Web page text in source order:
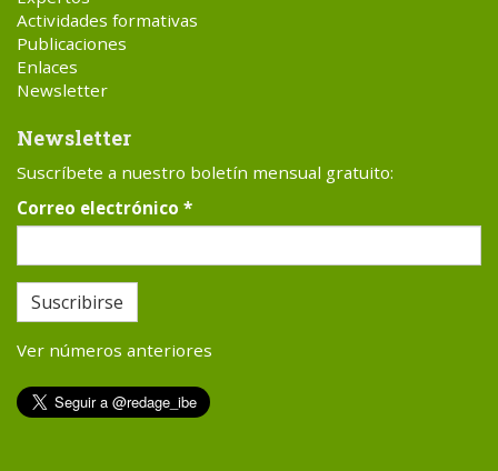
Actividades formativas
Publicaciones
Enlaces
Newsletter
Newsletter
Suscríbete a nuestro boletín mensual gratuito:
Correo electrónico *
Suscribirse
Ver números anteriores